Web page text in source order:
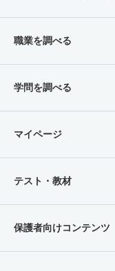
職業を調べる
学問を調べる
マイページ
テスト・教材
保護者向けコンテンツ